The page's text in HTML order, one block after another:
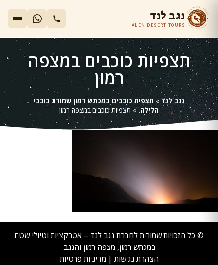
נגב לנד
ALEN DESERT TOURS
תצפיות כוכבים במצפה
רמון
נגב לנד » תצפית כוכבים במכתש רמון שמורת כוכבי
הלילה.»תצפיות כוכבים במצפה רמון
© כל הזכויות שמורות לחברת נגב לנד – אטרקציות וטיולי שטח
במכתש רמון, מצפה רמון והנגב.
הצהרת נגישות | מדיניות פרטיות